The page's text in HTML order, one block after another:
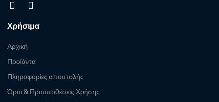
Χρήσιμα
Αρχική
Προϊόντα
Πληροφορίες αποστολής
Όροι & Προϋποθέσεις Χρήσης